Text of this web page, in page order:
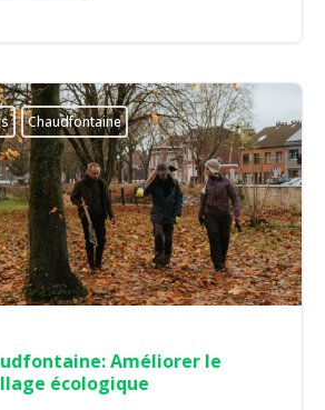
Chaudfontaine
Améliorer le
écologique